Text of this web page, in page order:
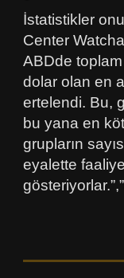
İstatistikler
Center
ABDde
dolar olan en
ertelendi. Bu,
bu yana en
grupların
eyalette